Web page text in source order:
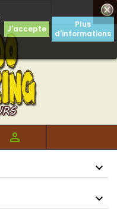

J'accepte
Plus
d'informations
